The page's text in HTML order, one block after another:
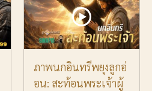
ภาพนกอินทรีพยุงลูกอ่
อน: สะท้อนพระเจ้าผู้